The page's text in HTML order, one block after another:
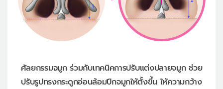
ศัลยกรรมจมูก ร่วมกับเทคนิคการปรับแต่งปลายจมูกช่วย
ปรับรูปทรงกระดูกอ่อนล้อมปีกจมูกให้ตั้งขึ้น ให้ความกว้าง